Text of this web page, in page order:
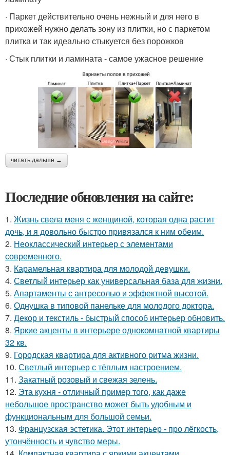
· Паркет действительно очень нежный и для него в
прихожей нужно делать зону из плитки, но с паркетом
плитка и так идеально стыкуется без порожков
· Стык плитки и ламината - самое ужасное решение
читать дальше →
Последние обновления на сайте:
1. Жизнь свела меня с женщиной, которая одна растит
дочь, и я довольно быстро привязался к ним обеим.
2. Неоклассический интерьер с элементами
современного.
3. Карамельная квартира для молодой девушки.
4. Светлый интерьер как универсальная база для жизни.
5. Апартаменты с антресолью и эффектной высотой.
6. Однушка в типовой панельке для молодого доктора.
7. Декор и текстиль - быстрый способ интерьер обновить.
8. Яркие акценты в интерьере однокомнатной квартиры
32 кв.
9. Городская квартира для активного ритма жизни.
10. Светлый интерьер с тёплым настроением.
11. Закатный розовый и свежая зелень.
12. Эта кухня - отличный пример того, как даже
небольшое пространство может быть удобным и
функциональным для большой семьи.
13. Французская эстетика. Этот интерьер - про лёгкость,
утончённость и чувство меры.